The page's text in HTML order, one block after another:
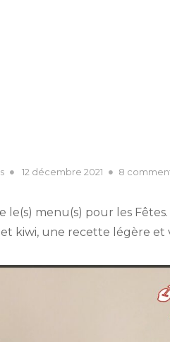
Posted
12 décembre 2021 8
menu(s) pour les
kiwi, une recette légère et